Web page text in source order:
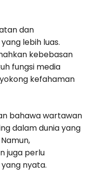
dan
lebih luas.
kebebasan
fungsi media
kefahaman
bahawa wartawan
dalam dunia yang
juga perlu
nyata.